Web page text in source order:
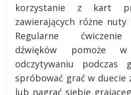
korzystanie z kart
zawierających różne
Regularne ćwiczenie
dźwięków pomoże
odczytywaniu podczas
spróbować grać w duecie
lub nagrać siebie